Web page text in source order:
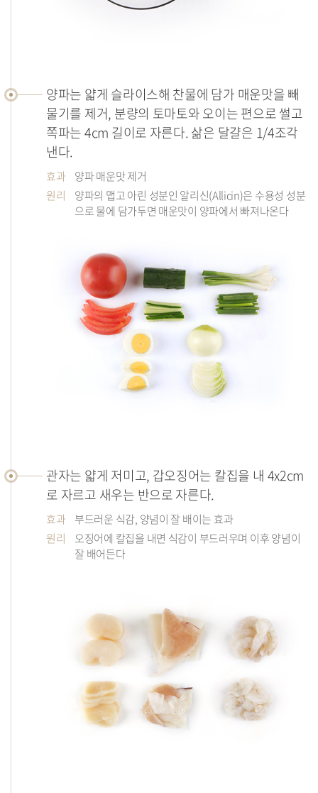
양파는 얇게 슬라이스해 찬물에 담가 매운맛을 빼
물기를 제거, 분량의 토마토와 오이는 편으로 썰고
쪽파는 4cm 길이로 자른다. 삶은 달걀은 1/4조각
낸다.
효과
양파 매운맛 제거
원리
양파의 맵고 아린 성분인 알리신(Allicin)은 수용성 성분
으로 물에 담가두면 매운맛이 양파에서 빠져나온다
관자는 얇게 저미고, 갑오징어는 칼집을 내 4x2cm
로 자르고 새우는 반으로 자른다.
효과
부드러운 식감, 양념이 잘 배이는 효과
원리
오징어에 칼집을 내면 식감이 부드러우며 이후 양념이
잘 배어든다